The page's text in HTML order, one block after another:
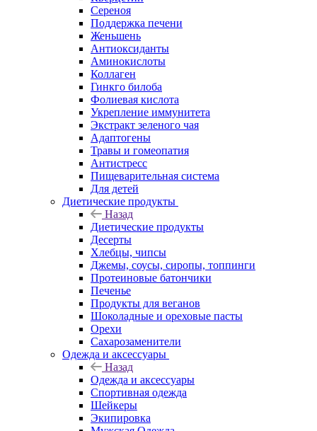
Сереноя
Поддержка печени
Женьшень
Антиоксиданты
Аминокислоты
Коллаген
Гинкго билоба
Фолиевая кислота
Укрепление иммунитета
Экстракт зеленого чая
Адаптогены
Травы и гомеопатия
Антистресс
Пищеварительная система
Для детей
Диетические продукты
Назад
Диетические продукты
Десерты
Хлебцы, чипсы
Джемы, соусы, сиропы, топпинги
Протеиновые батончики
Печенье
Продукты для веганов
Шоколадные и ореховые пасты
Орехи
Сахарозаменители
Одежда и аксессуары
Назад
Одежда и аксессуары
Спортивная одежда
Шейкеры
Экипировка